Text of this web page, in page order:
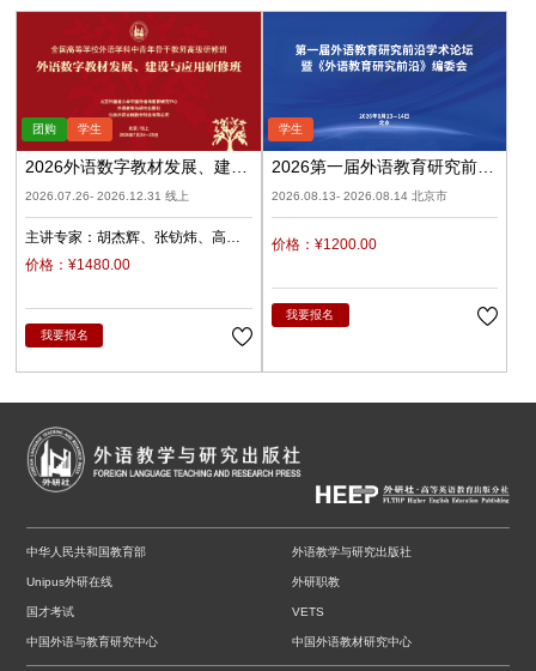
2026外语数字教材发展、建设
与应用（录播）
2026.07.26- 2026.12.31 线上
主讲专家：胡杰辉 张钫炜
高
原
陈静 陈琛
价格：¥1480.00
我要报名
2026第一届外语教育研究前沿
学术论坛暨《外语教育研究前
2026.08.13- 2026.08.14 北京市
价格：¥1200.00
我要报名
中华人民共和国教育部 外语教学与研究出版社
Unipus外研在线 外研职教
国才考试 VETS
中国外语与教育研究中心 中国外语教材研究中心